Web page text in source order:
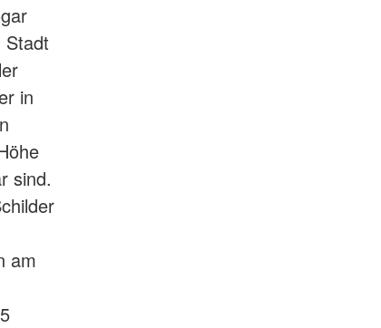
Stadt
in
sind.
am